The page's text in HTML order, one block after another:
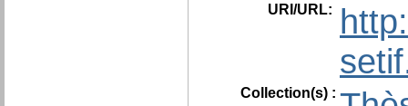
URI/URL:
Collection(s) :